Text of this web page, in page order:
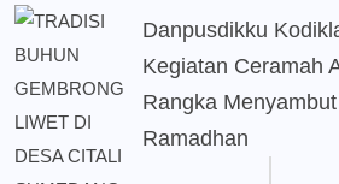
Danpusdikku
Kegiatan Ceramah
Rangka
Ramadhan